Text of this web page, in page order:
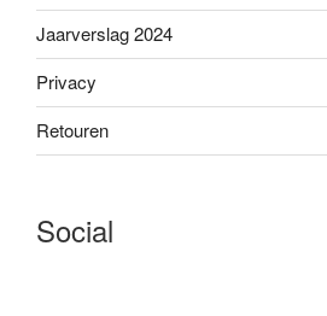
Jaarverslag 2024
Privacy
Retouren
Social